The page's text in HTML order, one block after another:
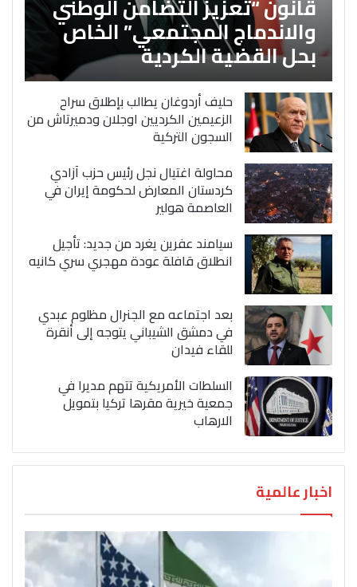
والاندماج المجتمعي” الخاص
بحل القضية الكردية
حليف أردوغان يطالب بإطلاق سراح
الزعيمين الكرديين اوجلان ودميرتاش من
السجون التركية
محاولة اغتيال نجل رئيس حزب آزادي
كردستان المعارض لحكومة إيران في
العاصمة هولير
سيامند عفرين يغرد من جديد: تأجيل
انطلاق قافلة عودة مهجري سري كانيه
بعد اجتماعه مع الجنرال مظلوم عبدي
في دمشق الشيباني يتوجه إلى أنقرة
للقاء فيدان
السلطات الأمريكية تتهم مديرا في
جمعية خيرية مقرها تركيا بتمويل
الارهاب
اخبار عالمية